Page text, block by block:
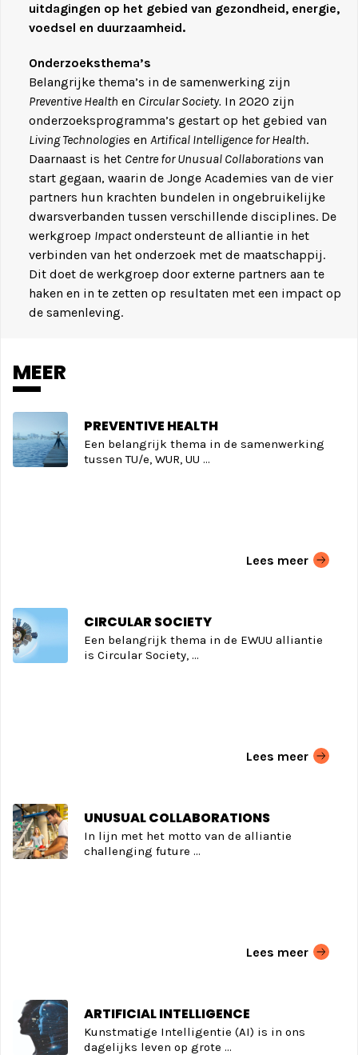
uitdagingen op het gebied van gezondheid, energie,
voedsel en duurzaamheid.
Onderzoeksthema’s
Belangrijke thema’s in de samenwerking zijn
Preventive Health en Circular Society. In 2020 zijn
onderzoeksprogramma’s gestart op het gebied van
Living Technologies en Artifical Intelligence for Health.
Daarnaast is het Centre for Unusual Collaborations van
start gegaan, waarin de Jonge Academies van de vier
partners hun krachten bundelen in ongebruikelijke
dwarsverbanden tussen verschillende disciplines. De
werkgroep Impactondersteunt de alliantie in het
verbinden van het onderzoek met de maatschappij.
Dit doet de werkgroep door externe partners aan te
haken en in te zetten op resultaten met een impact op
de samenleving.
MEER
PREVENTIVE HEALTH
Een belangrijk thema in de samenwerking
tussen TU/e, WUR, UU ...
Lees meer
CIRCULAR SOCIETY
Een belangrijk thema in de EWUU alliantie
is Circular Society, ...
Lees meer
UNUSUAL COLLABORATIONS
In lijn met het motto van de alliantie
challenging future ...
Lees meer
ARTIFICIAL INTELLIGENCE
Kunstmatige Intelligentie (AI) is in ons
dagelijks leven op grote ...